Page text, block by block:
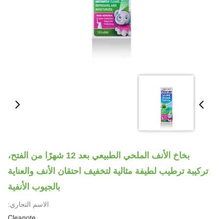
بخاخ الأنف الملحي الطبيعي بعد 12 شهرًا من الفتح،
تركيبة ترطيب لطيفة مثالية لتخفيف احتقان الأنف والعناية
بالجيوب الأنفية
الاسم التجاري: